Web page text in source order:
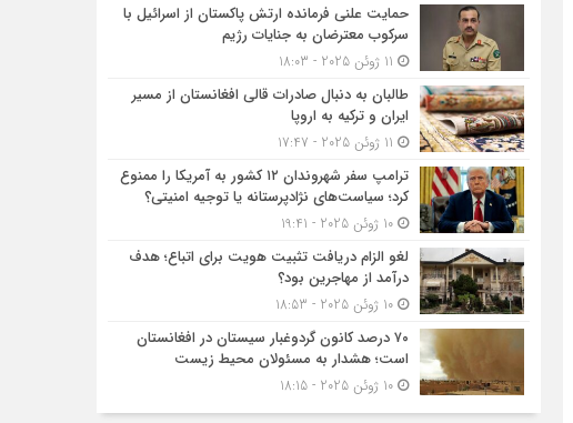
حمایت علنی فرمانده ارتش پاکستان از اسرائیل با
سرکوب معترضان به جنایات رژیم
طالبان به دنبال صادرات قالی افغانستان از مسیر
ایران و ترکیه به اروپا
ترامپ سفر شهروندان ۱۲ کشور به آمریکا را ممنوع
کرد؛ سیاست‌های نژادپرستانه یا توجیه امنیتی؟
10 ژوئن 2025 - 19:41
لغو الزام دریافت تثبیت هویت برای اتباع؛ هدف
درآمد از مهاجرین بود؟
10 ژوئن 2025 - 18:53
۷۰ درصد کانون گردوغبار سیستان در افغانستان
است؛ هشدار به مسئولان محیط زیست
10 ژوئن 2025 - 18:15